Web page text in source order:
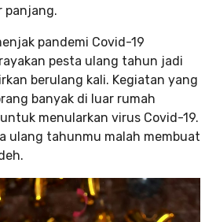
panjang.
pandemi Covid-19
pesta ulang tahun jadi
berulang kali. Kegiatan yang
banyak di luar rumah
menularkan virus Covid-19.
ulang tahunmu malah membuat